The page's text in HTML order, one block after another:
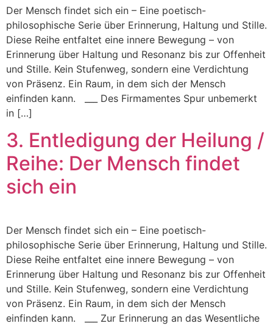
Der Mensch findet sich ein – Eine poetisch-
philosophische Serie über Erinnerung, Haltung und Stille.
Diese Reihe entfaltet eine innere Bewegung – von
Erinnerung über Haltung und Resonanz bis zur Offenheit
und Stille. Kein Stufenweg, sondern eine Verdichtung
von Präsenz. Ein Raum, in dem sich der Mensch
einfinden kann. ___ Des Firmamentes Spur unbemerkt
in […]
3. Entledigung der Heilung /
Reihe: Der Mensch findet
sich ein
Der Mensch findet sich ein – Eine poetisch-
philosophische Serie über Erinnerung, Haltung und Stille.
Diese Reihe entfaltet eine innere Bewegung – von
Erinnerung über Haltung und Resonanz bis zur Offenheit
und Stille. Kein Stufenweg, sondern eine Verdichtung
von Präsenz. Ein Raum, in dem sich der Mensch
einfinden kann. ___ Zur Erinnerung an das Wesentliche